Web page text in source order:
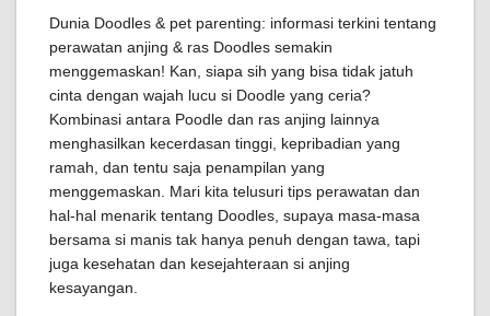
Dunia Doodles & pet parenting: informasi terkini tentang
perawatan anjing & ras Doodles semakin
menggemaskan! Kan, siapa sih yang bisa tidak jatuh
cinta dengan wajah lucu si Doodle yang ceria?
Kombinasi antara Poodle dan ras anjing lainnya
menghasilkan kecerdasan tinggi, kepribadian yang
ramah, dan tentu saja penampilan yang
menggemaskan. Mari kita telusuri tips perawatan dan
hal-hal menarik tentang Doodles, supaya masa-masa
bersama si manis tak hanya penuh dengan tawa, tapi
juga kesehatan dan kesejahteraan si anjing
kesayangan.